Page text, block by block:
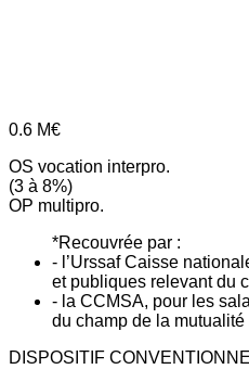
0.6 M€
OS vocation interpro.
(3 à 8%)
OP multipro.
*Recouvrée par :
- l’Urssaf Caisse
et publiques relevant du
- la CCMSA, pour les
du champ de la
DISPOSITIF